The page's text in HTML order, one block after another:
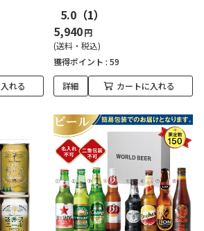
れる
5.0 （1）
5,940円
(送料・税込)
獲得ポイント : 59
詳細 カートに入れる